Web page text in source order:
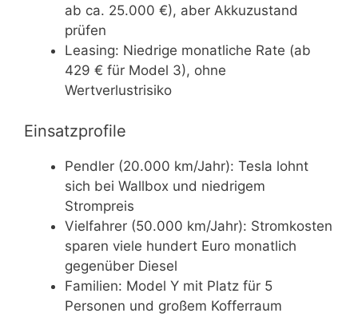
ab ca. 25.000 €), aber Akkuzustand
prüfen
Leasing: Niedrige monatliche Rate (ab
429 € für Model 3), ohne
Wertverlustrisiko
Einsatzprofile
Pendler (20.000 km/Jahr): Tesla lohnt
sich bei Wallbox und niedrigem
Strompreis
Vielfahrer (50.000 km/Jahr): Stromkosten
sparen viele hundert Euro monatlich
gegenüber Diesel
Familien: Model Y mit Platz für 5
Personen und großem Kofferraum